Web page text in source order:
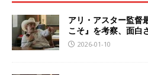
アリ・アスター監督
こそ』を考察、面白
2026-01-10